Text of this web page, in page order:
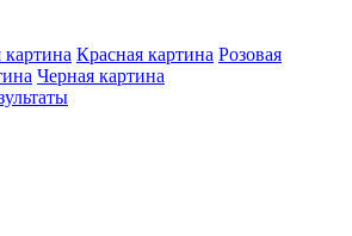
Красная картина Розовая
Черная картина